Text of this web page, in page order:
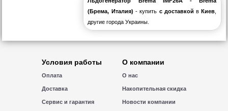
(Брема, Италия) - купить с доставкой вКиев
другие города Украины.
Условия работы
Оплата
Доставка
Сервис и гарантия
О компании
О нас
Накопительная скидка
Новости компании